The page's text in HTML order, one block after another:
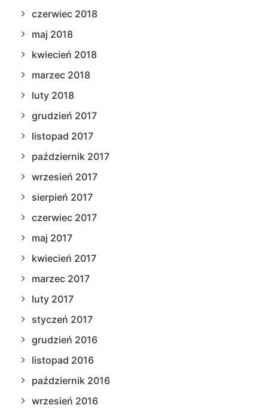
czerwiec 2018
maj 2018
kwiecień 2018
marzec 2018
luty 2018
grudzień 2017
listopad 2017
październik 2017
wrzesień 2017
sierpień 2017
czerwiec 2017
maj 2017
kwiecień 2017
marzec 2017
luty 2017
styczeń 2017
grudzień 2016
listopad 2016
październik 2016
wrzesień 2016